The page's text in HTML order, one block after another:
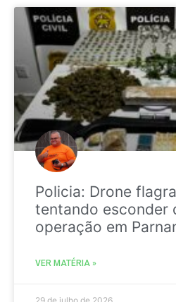
Policia: Drone
tentando esconder
operação em
VER MATÉRIA »